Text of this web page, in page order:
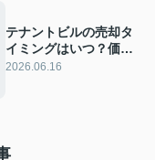
テナントビルの売却タ
イミングはいつ？価格
査定のポイントを押さ
2026.06.16